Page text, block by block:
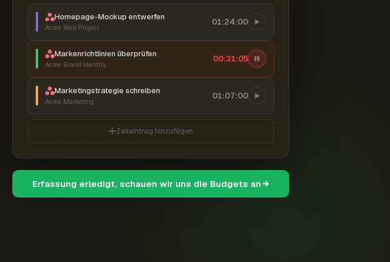
Homepage-Mockup entwerfen
Acme Web Project
01:24:00
Markenrichtlinien überprüfen
Acme Brand Identity
00:31:06
Marketingstrategie schreiben
Acme Marketing
01:07:00
Zeiteintrag hinzufügen
Erfassung erledigt, schauen wir uns die Budgets an